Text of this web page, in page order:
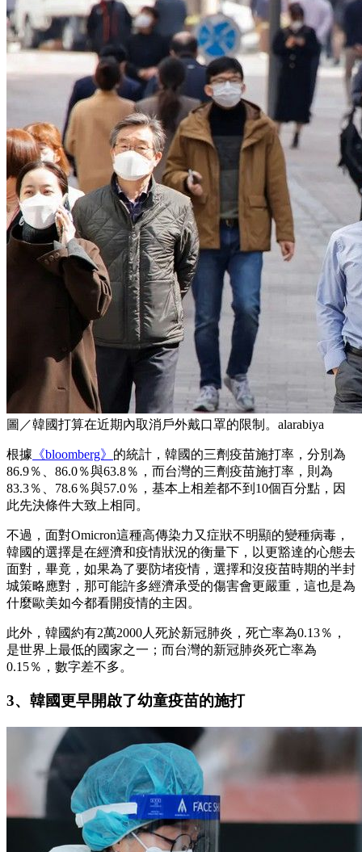
圖／韓國打算在近期內取消戶外戴口罩的限制。alarabiya
根據 《bloomberg》 的統計，韓國的三劑疫苗施打率，分別為
86.9％、86.0％與63.8％，而台灣的三劑疫苗施打率，則為
83.3％、78.6％與57.0％，基本上相差都不到10個百分點，因
此先決條件大致上相同。
不過，面對Omicron這種高傳染力又症狀不明顯的變種病毒，
韓國的選擇是在經濟和疫情狀況的衡量下，以更豁達的心態去
面對，畢竟，如果為了要防堵疫情，選擇和沒疫苗時期的半封
城策略應對，那可能許多經濟承受的傷害會更嚴重，這也是為
什麼歐美如今都看開疫情的主因。
此外，韓國約有2萬2000人死於新冠肺炎，死亡率為0.13％，
是世界上最低的國家之一；而台灣的新冠肺炎死亡率為
0.15％，數字差不多。
3、韓國更早開啟了幼童疫苗的施打